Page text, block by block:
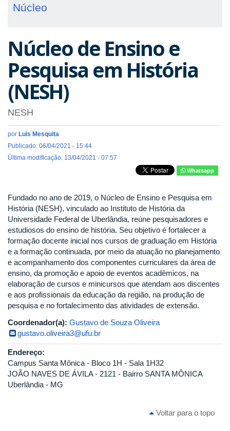
Núcleo
Núcleo de Ensino e
Pesquisa em História
(NESH)
NESH
por Luis Mesquita
Publicado: 06/04/2021 - 15:44
Última modificação: 13/04/2021 - 07:57
Whatsapp
Fundado no ano de 2019, o Núcleo de Ensino e Pesquisa em
História (NESH), vinculado ao Instituto de História da
Universidade Federal de Uberlândia, reúne pesquisadores e
estudiosos do ensino de história. Seu objetivo é fortalecer a
formação docente inicial nos cursos de graduação em História
e a formação continuada, por meio da atuação no planejamento
e acompanhamento dos componentes curriculares da área de
ensino, da promoção e apoio de eventos acadêmicos, na
elaboração de cursos e minicursos que atendam aos discentes
e aos profissionais da educação da região, na produção de
pesquisa e no fortalecimento das atividades de extensão.
Coordenador(a): Gustavo de Souza Oliveira
gustavo.oliveira3@ufu.br
Endereço:
Campus Santa Mônica - Bloco 1H - Sala 1H32
JOÃO NAVES DE ÁVILA - 2121 - Bairro SANTA MÔNICA
Uberlândia - MG
Voltar para o topo